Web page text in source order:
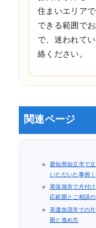
住まいエリア
できる範囲で
で、迷われて
絡ください。
関連ページ
愛知県知立市で
いただいた事例
尾張旭市で片付
応範囲とご相談
美濃加茂市での
囲と進め方